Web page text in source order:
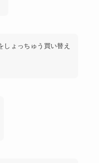
しょっちゅう買い替え